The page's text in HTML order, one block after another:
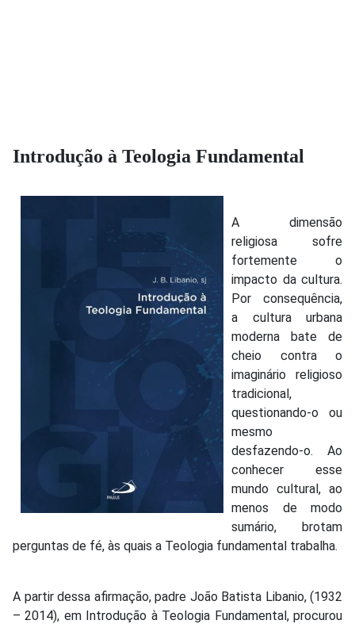
Introdução à Teologia Fundamental
A dimensão
religiosa sofre
fortemente o
impacto da cultura.
Por consequência,
a cultura urbana
moderna bate de
cheio contra o
imaginário religioso
tradicional,
questionando-o ou
mesmo
desfazendo-o. Ao
conhecer esse
mundo cultural, ao
menos de modo
sumário, brotam
perguntas de fé, às quais a Teologia fundamental trabalha.
A partir dessa afirmação, padre João Batista Libanio, (1932
– 2014), em Introdução à Teologia Fundamental, procurou